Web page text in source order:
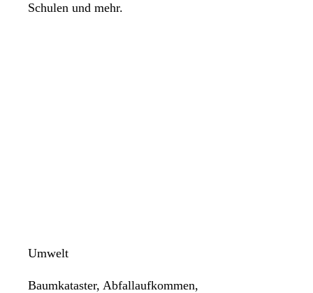
Schulen und mehr.
Umwelt
Baumkataster, Abfallaufkommen,